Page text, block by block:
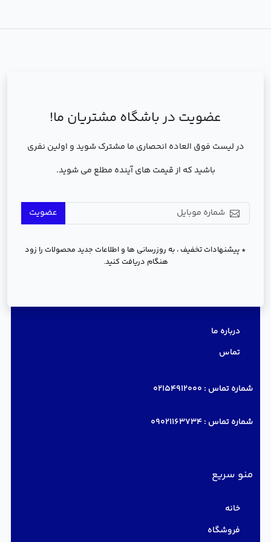
عضویت در باشگاه مشتریان ما!
در لیست فوق العاده انحصاری ما مشترک شوید و اولین نفری
باشید که از قیمت های آینده مطلع می شوید.
عضویت
* پیشنهادات تخفیف ، به روزرسانی ها و اطلاعات جدید محصولات را زود
هنگام دریافت کنید.
درباره ما
تماس
شماره تماس : 02154912000
شماره تماس :09021163734
منو سریع
خانه
فروشگاه